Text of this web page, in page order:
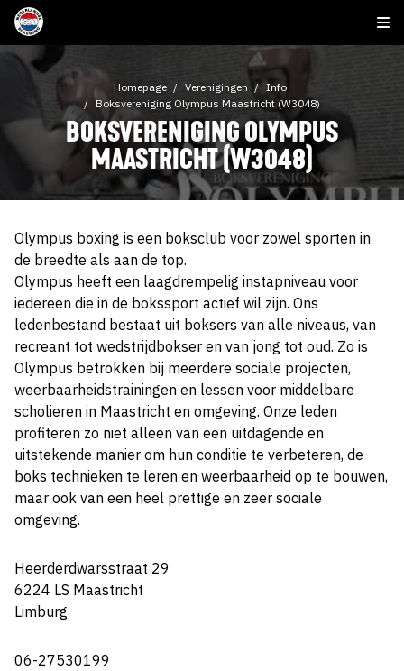
Homepage Verenigingen
Info
Boksvereniging Olympus Maastricht (W3048)
BOKSVERENIGING OLYMPUS
MAASTRICHT (W3048)
Olympus boxing is een boksclub voor zowel sporten in
de breedte als aan de top.
Olympus heeft een laagdrempelig instapniveau voor
iedereen die in de bokssport actief wil zijn. Ons
ledenbestand bestaat uit boksers van alle niveaus, van
recreant tot wedstrijdbokser en van jong tot oud. Zo is
Olympus betrokken bij meerdere sociale projecten,
weerbaarheidstrainingen en lessen voor middelbare
scholieren in Maastricht en omgeving. Onze leden
profiteren zo niet alleen van een uitdagende en
uitstekende manier om hun conditie te verbeteren, de
boks technieken te leren en weerbaarheid op te bouwen,
maar ook van een heel prettige en zeer sociale
omgeving.
Heerderdwarsstraat 29
6224 LS Maastricht
Limburg
06-27530199